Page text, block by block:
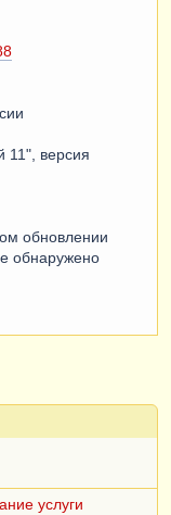
11", версия
обновлении
обнаружено
услуги